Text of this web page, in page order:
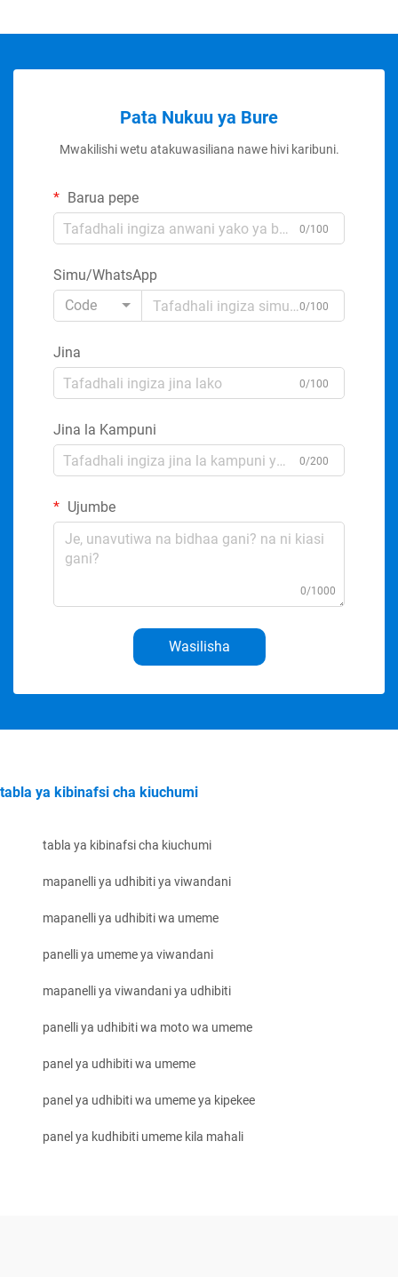
Pata Nukuu ya Bure
Mwakilishi wetu atakuwasiliana nawe hivi karibuni.
Barua pepe
0/100
Simu/WhatsApp
Code
0/100
Jina
0/100
Jina la Kampuni
0/200
Ujumbe
0/1000
Wasilisha
tabla ya kibinafsi cha kiuchumi
tabla ya kibinafsi cha kiuchumi
mapanelli ya udhibiti ya viwandani
mapanelli ya udhibiti wa umeme
panelli ya umeme ya viwandani
mapanelli ya viwandani ya udhibiti
panelli ya udhibiti wa moto wa umeme
panel ya udhibiti wa umeme
panel ya udhibiti wa umeme ya kipekee
panel ya kudhibiti umeme kila mahali